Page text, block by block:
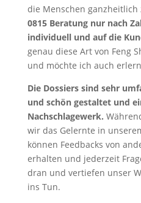
die Menschen ganzheitlich
0815 Beratung nur nach
individuell und auf die
genau diese Art von Feng
und möchte ich auch
Die Dossiers sind sehr
und schön gestaltet und
Nachschlagewerk.
wir das Gelernte in
können Feedbacks von
erhalten und jederzeit
dran und vertiefen unser
ins Tun.